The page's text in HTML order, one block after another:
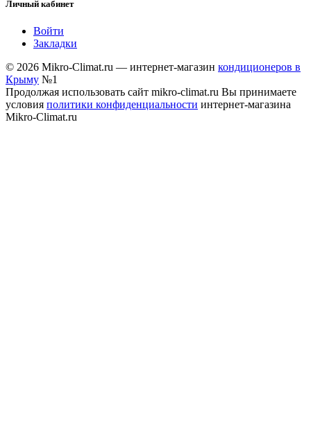
Личный кабинет
Войти
Закладки
© 2026 Mikro-Climat.ru — интернет-магазин кондиционеров в
Крыму №1
Продолжая использовать сайт mikro-climat.ru Вы принимаете
условия политики конфиденциальности интернет-магазина
Mikro-Climat.ru